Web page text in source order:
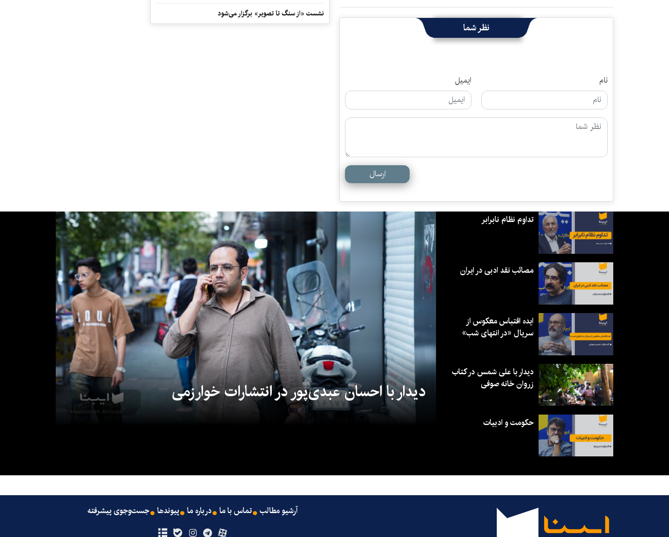
نظر شما
نام ایمیل
ارسال
نشست «از سنگ تا تصویر» برگزار می‌شود
دیدار با احسان عبدی‌پور در انتشارات خوارزمی
تداوم نظام نابرابر
مصائب نقد ادبی در ایران
ایده اقتباس معکوس از
سریال «در انتهای شب»
دیدار با علی شمس در کتاب
زروان خانه صوفی
حکومت و ادبیات
آرشیو مطالب تماس با ما درباره ما پیوندها جست‌وجوی پیشرفته